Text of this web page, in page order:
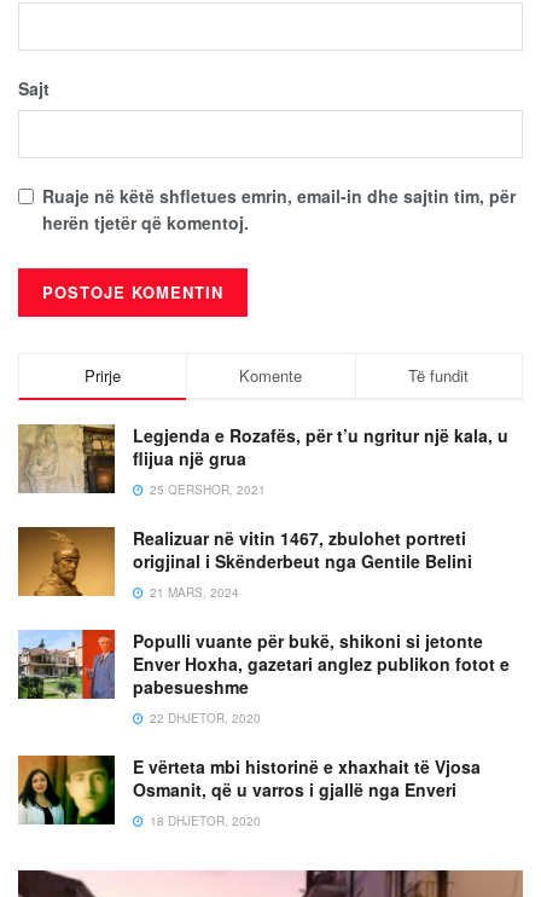
Sajt
Ruaje në këtë shfletues emrin, email-in dhe sajtin tim, për
herën tjetër që komentoj.
Prirje Komente Të fundit
Legjenda e Rozafës, për t’u ngritur një kala, u
flijua një grua
25 QERSHOR, 2021
Realizuar në vitin 1467, zbulohet portreti
origjinal i Skënderbeut nga Gentile Belini
21 MARS, 2024
Populli vuante për bukë, shikoni si jetonte
Enver Hoxha, gazetari anglez publikon fotot e
pabesueshme
22 DHJETOR, 2020
E vërteta mbi historinë e xhaxhait të Vjosa
Osmanit, që u varros i gjallë nga Enveri
18 DHJETOR, 2020